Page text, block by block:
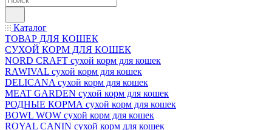
Каталог
ТОВАР ДЛЯ КОШЕК
СУХОЙ КОРМ ДЛЯ КОШЕК
NORD CRAFT сухой корм для кошек
RAWIVAL сухой корм для кошек
DELICANA сухой корм для кошек
MEAT GARDEN сухой корм для кошек
РОДНЫЕ КОРМА сухой корм для кошек
BOWL WOW сухой корм для кошек
ROYAL CANIN сухой корм для кошек